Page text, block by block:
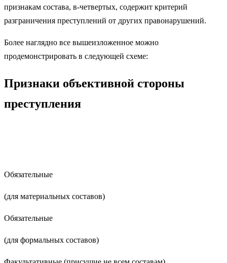
признакам состава, в-четвертых, содержит критерий
разграничения преступлений от других пра­вонарушений.
Более наглядно все вышеизложенное можно
продемонстрировать в следующей схеме:
Признаки объективной стороны
преступления
Обязательные
(для материальных составов)
Обязательные
(для формальных составов)